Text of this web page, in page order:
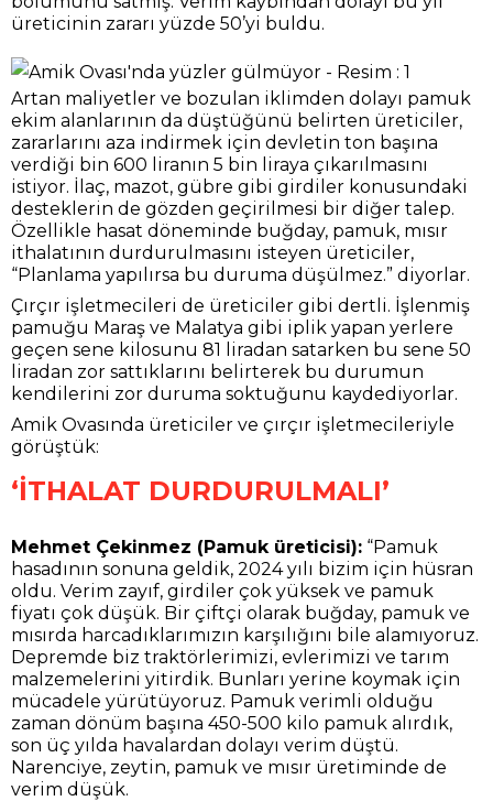
üreticinin zararı yüzde 50’yi buldu.
Artan maliyetler ve bozulan iklimden dolayı pamuk
ekim alanlarının da düştüğünü belirten üreticiler,
zararlarını aza indirmek için devletin ton başına
verdiği bin 600 liranın 5 bin liraya çıkarılmasını
istiyor. İlaç, mazot, gübre gibi girdiler konusundaki
desteklerin de gözden geçirilmesi bir diğer talep.
Özellikle hasat döneminde buğday, pamuk, mısır
ithalatının durdurulmasını isteyen üreticiler,
“Planlama yapılırsa bu duruma düşülmez.” diyorlar.
Çırçır işletmecileri de üreticiler gibi dertli. İşlenmiş
pamuğu Maraş ve Malatya gibi iplik yapan yerlere
geçen sene kilosunu 81 liradan satarken bu sene 50
liradan zor sattıklarını belirterek bu durumun
kendilerini zor duruma soktuğunu kaydediyorlar.
Amik Ovasında üreticiler ve çırçır işletmecileriyle
görüştük:
‘İTHALAT DURDURULMALI’
Mehmet Çekinmez (Pamuk üreticisi): “Pamuk
hasadının sonuna geldik, 2024 yılı bizim için hüsran
oldu. Verim zayıf, girdiler çok yüksek ve pamuk
fiyatı çok düşük. Bir çiftçi olarak buğday, pamuk ve
mısırda harcadıklarımızın karşılığını bile alamıyoruz.
Depremde biz traktörlerimizi, evlerimizi ve tarım
malzemelerini yitirdik. Bunları yerine koymak için
mücadele yürütüyoruz. Pamuk verimli olduğu
zaman dönüm başına 450-500 kilo pamuk alırdık,
son üç yılda havalardan dolayı verim düştü.
Narenciye, zeytin, pamuk ve mısır üretiminde de
verim düşük.